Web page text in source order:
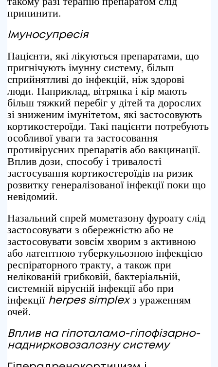
припинити.
Імуносупресія
Пацієнти, які лікуються препаратами, що
пригнічують імунну систему, більш
сприйнятливі до інфекцій, ніж здорові
люди. Наприклад, вітрянка і кір мають
більш тяжкий перебіг у дітей та дорослих
зі зниженим імунітетом, які застосовують
кортикостероїди. Такі пацієнти потребують
особливої уваги та застосовання
противірусних препаратів або вакцинації.
Вплив дози, способу і тривалості
застосування кортикостероїдів на ризик
розвитку генералізованої інфекції поки що
невідомий.
Назальний спрей мометазону фуроату слід
застосовувати з обережністю або не
застосовувати зовсім хворим з активною
або латентною туберкульозною інфекцією
респіраторного тракту, а також при
нелікованій грибковій, бактеріальній,
системній вірусній інфекції або при
інфекції herpes simplexз ураженням
очей.
Вплив на гіпоталамо-гіпофізарно-
наднирковозалозну систему